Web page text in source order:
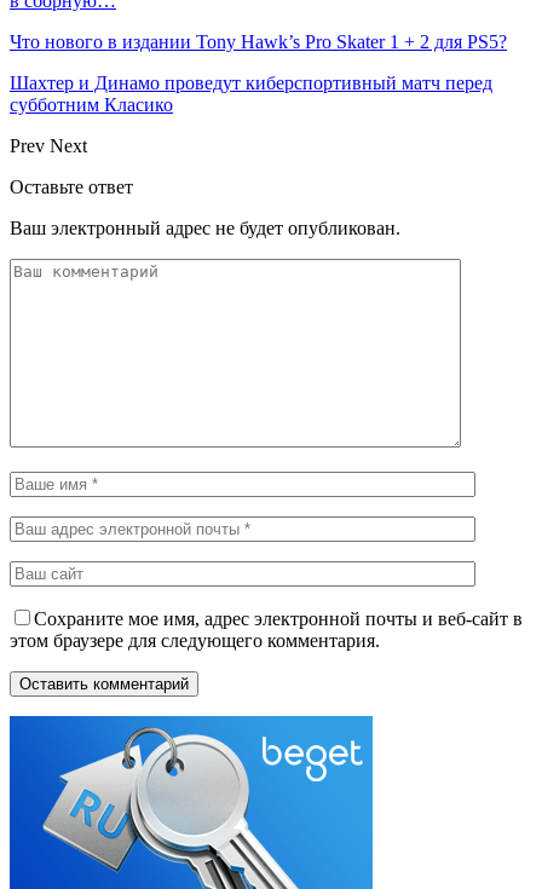
Что нового в издании Tony Hawk’s Pro Skater 1 + 2 для PS5?
Шахтер и Динамо проведут киберспортивный матч перед
субботним Класико
Prev Next
Оставьте ответ
Ваш электронный адрес не будет опубликован.
Сохраните мое имя, адрес электронной почты и веб-сайт в
этом браузере для следующего комментария.